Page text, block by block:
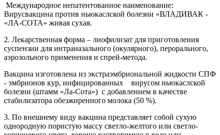
Международное непатентованное наименование:
Вирусвакцина против ньюкаслской болезни «ВЛАДИВАК -
«ЛА-СОТА» живая сухая.
2. Лекарственная форма – лиофилизат для приготовления
суспензии для интраназального (окулярного), перорального,
аэрозольного применения и спрей-метода.
Вакцина изготовлена из экстраэмбриональной жидкости СПФ
- эмбрионов кур, инфицированных вирусом ньюкаслской
болезни (штамм «Ла-Сота») с добавлением в качестве
стабилизатора обезжиренного молока (50 %).
3. По внешнему виду вакцина представляет собой сухую
однородную пористую массу светло-желтого или светло-